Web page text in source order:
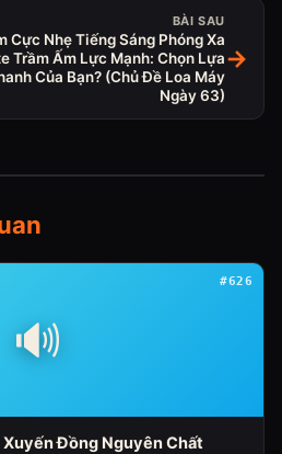
BÀI SAU
Cực Nhẹ Tiếng Sáng Phóng Xa
Trầm Ấm Lực Mạnh: Chọn Lựa
Của Bạn? (Chủ Đề Loa Máy
Ngày 63)
→
🔊
#626
Đồng Nguyên Chất